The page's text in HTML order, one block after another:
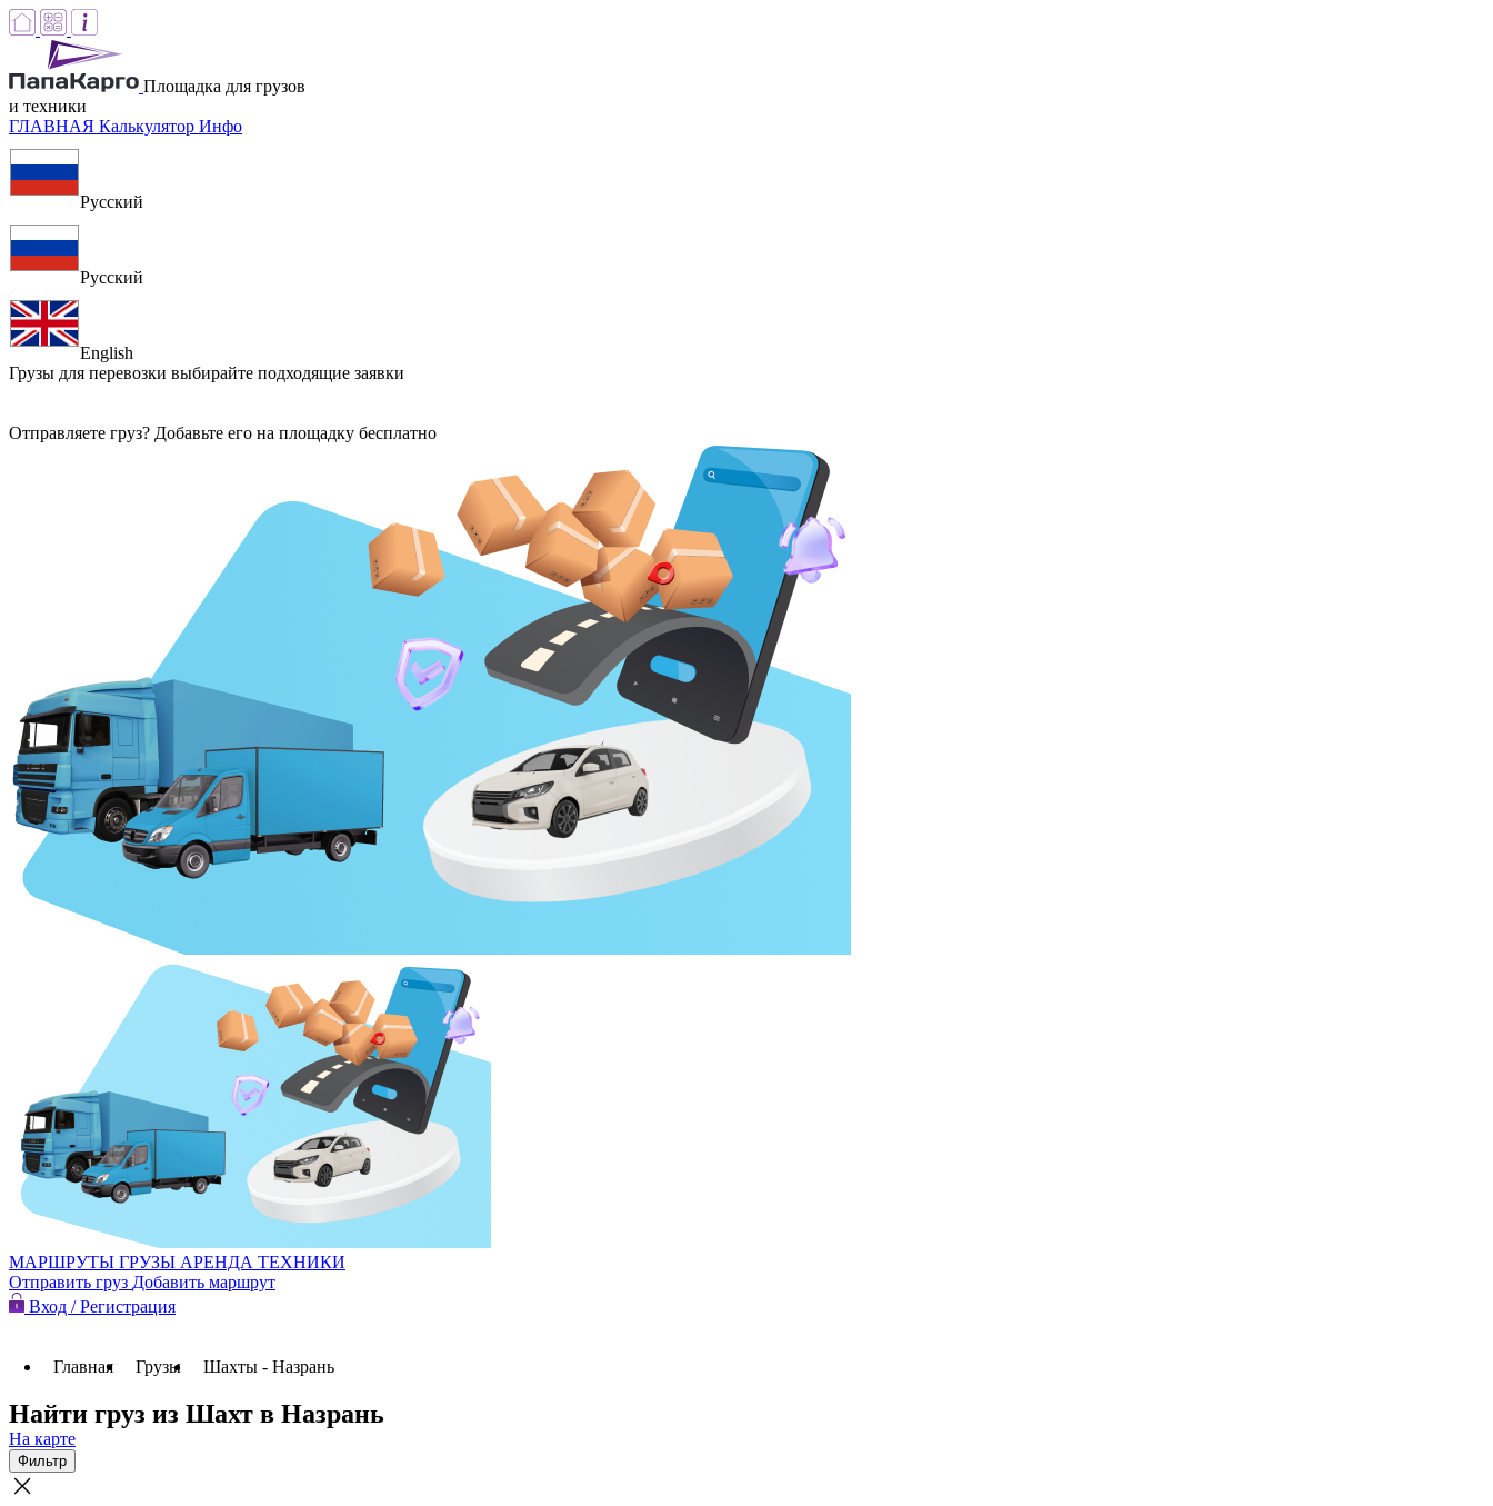
Площадка для грузов
и техники
ГЛАВНАЯ Калькулятор Инфо
Русский
Русский
English
Грузы для перевозки выбирайте подходящие заявки
Отправляете груз? Добавьте его на площадку бесплатно
МАРШРУТЫ ГРУЗЫ АРЕНДА ТЕХНИКИ
Отправить груз Добавить маршрут
Вход / Регистрация
Главная Грузы Шахты - Назрань
Найти груз из Шахт в Назрань
На карте
Фильтр